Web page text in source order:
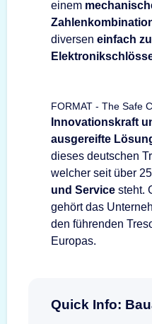
einem
diversen einfach
FORMAT - The Safe
Innovationskraft
ausgereifte
dieses deutschen
welcher seit über
und Service steht.
gehört das
den führenden
Europas.
Quick Info: